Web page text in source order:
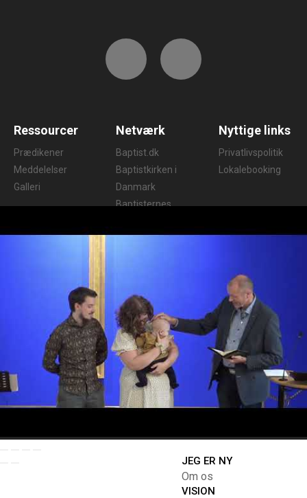
Ressourcer
Prædikener
Meddelelser
Galleri
Netværk
Baptist.dk
Baptistkirken i
Danmark
Baptisternes
Ungdomsforbund
Kvindenetværk
Nyttige links
Privatlivspolitik
Lokalebooking
© 2026 Kristuskirken · Klosterbakken 11 5000 Odense C
Tlf.: 48 88 47 20 · Email: sambuh@baptistkirken-odense.dk
JEG ER NY
Om os
VISION